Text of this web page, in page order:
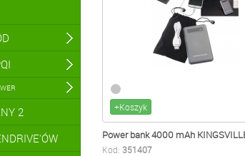
2
+Koszyk
Power bank 4000 mAh
Kod: 351407